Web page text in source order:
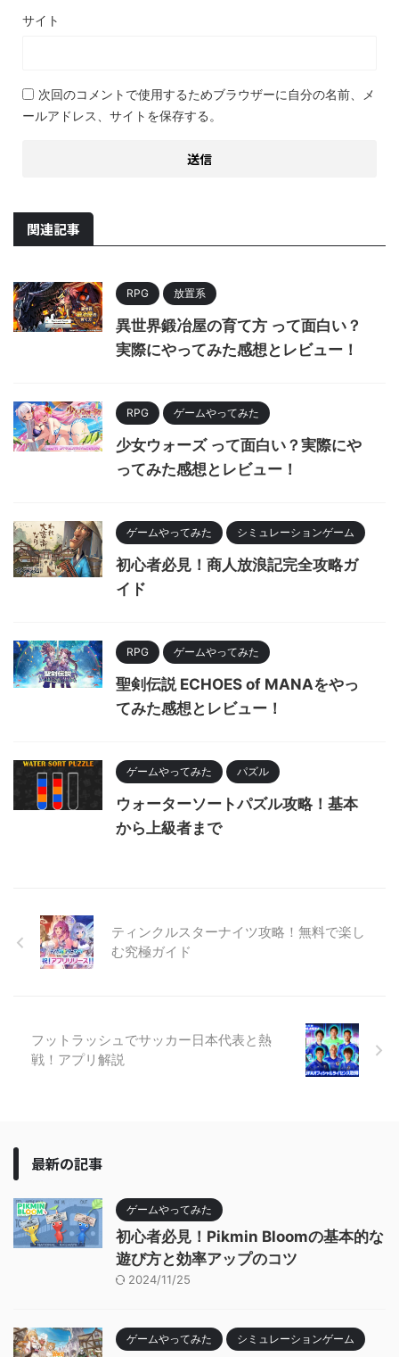
サイト
次回のコメントで使用するためブラウザーに自分の名前、メ
ールアドレス、サイトを保存する。
関連記事
RPG 放置系
異世界鍛冶屋の育て方 って面白い？
実際にやってみた感想とレビュー！
RPG ゲームやってみた
少女ウォーズ って面白い？実際にや
ってみた感想とレビュー！
ゲームやってみた シミュレーションゲーム
初心者必見！商人放浪記完全攻略ガ
イド
RPG ゲームやってみた
聖剣伝説 ECHOES of MANAをやっ
てみた感想とレビュー！
ゲームやってみた パズル
ウォーターソートパズル攻略！基本
から上級者まで
ティンクルスターナイツ攻略！無料で楽し
む究極ガイド
フットラッシュでサッカー日本代表と熱
戦！アプリ解説
最新の記事
ゲームやってみた
初心者必見！Pikmin Bloomの基本的な
遊び方と効率アップのコツ
2024/11/25
ゲームやってみた シミュレーションゲーム